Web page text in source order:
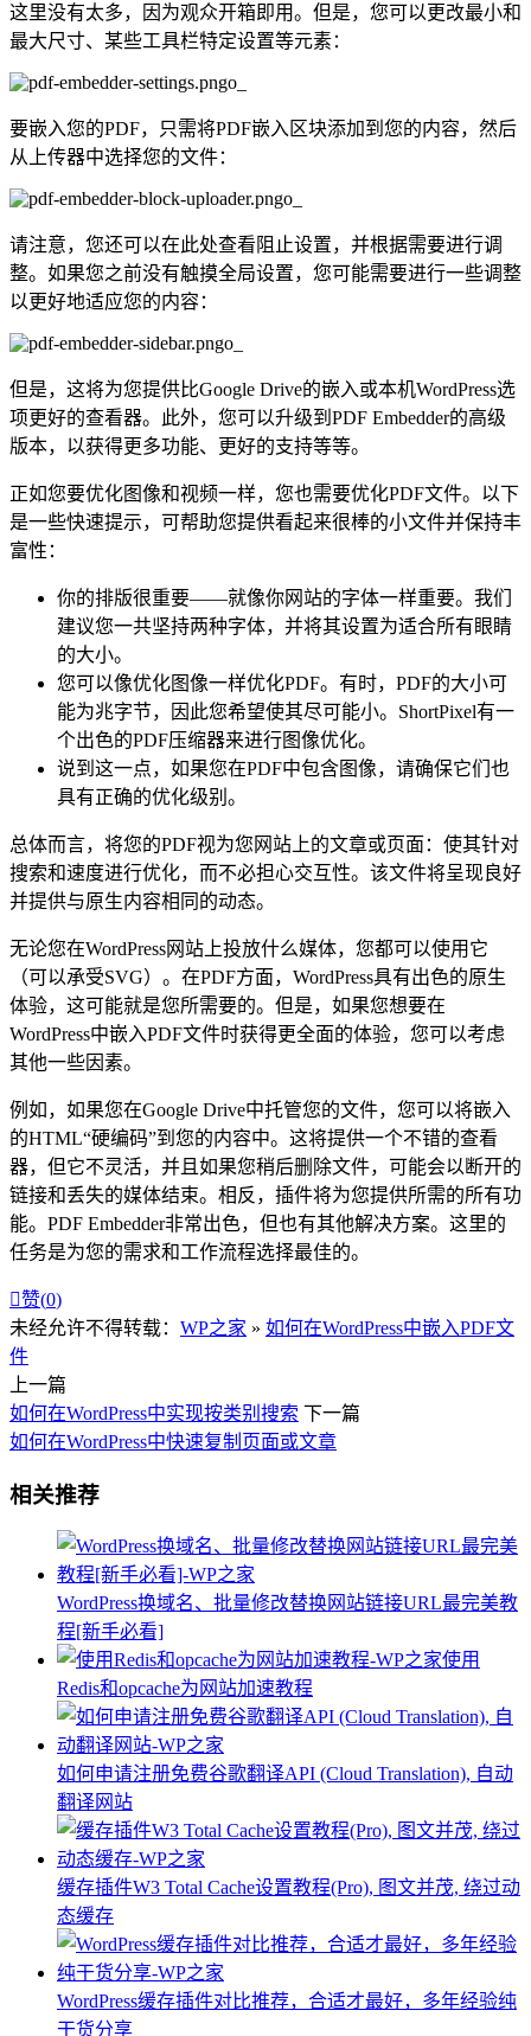
这里没有太多，因为观众开箱即用。但是，您可以更改最小和
最大尺寸、某些工具栏特定设置等元素：
要嵌入您的PDF，只需将PDF嵌入区块添加到您的内容，然后
从上传器中选择您的文件：
请注意，您还可以在此处查看阻止设置，并根据需要进行调
整。如果您之前没有触摸全局设置，您可能需要进行一些调整
以更好地适应您的内容：
但是，这将为您提供比Google Drive的嵌入或本机WordPress选
项更好的查看器。此外，您可以升级到PDF Embedder的高级
版本，以获得更多功能、更好的支持等等。
正如您要优化图像和视频一样，您也需要优化PDF文件。以下
是一些快速提示，可帮助您提供看起来很棒的小文件并保持丰
富性：
你的排版很重要——就像你网站的字体一样重要。我们
建议您一共坚持两种字体，并将其设置为适合所有眼睛
的大小。
您可以像优化图像一样优化PDF。有时，PDF的大小可
能为兆字节，因此您希望使其尽可能小。ShortPixel有一
个出色的PDF压缩器来进行图像优化。
说到这一点，如果您在PDF中包含图像，请确保它们也
具有正确的优化级别。
总体而言，将您的PDF视为您网站上的文章或页面：使其针对
搜索和速度进行优化，而不必担心交互性。该文件将呈现良好
并提供与原生内容相同的动态。
无论您在WordPress网站上投放什么媒体，您都可以使用它
（可以承受SVG）。在PDF方面，WordPress具有出色的原生
体验，这可能就是您所需要的。但是，如果您想要在
WordPress中嵌入PDF文件时获得更全面的体验，您可以考虑
其他一些因素。
例如，如果您在Google Drive中托管您的文件，您可以将嵌入
的HTML“硬编码”到您的内容中。这将提供一个不错的查看
器，但它不灵活，并且如果您稍后删除文件，可能会以断开的
链接和丢失的媒体结束。相反，插件将为您提供所需的所有功
能。PDF Embedder非常出色，但也有其他解决方案。这里的
任务是为您的需求和工作流程选择最佳的。
赞(0)
未经允许不得转载： WP之家 » 如何在WordPress中嵌入PDF文
件
上一篇
如何在WordPress中实现按类别搜索 下一篇
如何在WordPress中快速复制页面或文章
相关推荐
WordPress换域名、批量修改替换网站链接URL最完美教
程[新手必看]
使用
Redis和opcache为网站加速教程
如何申请注册免费谷歌翻译API (Cloud Translation), 自动
翻译网站
缓存插件W3 Total Cache设置教程(Pro), 图文并茂, 绕过动
态缓存
WordPress缓存插件对比推荐，合适才最好，多年经验纯
干货分享